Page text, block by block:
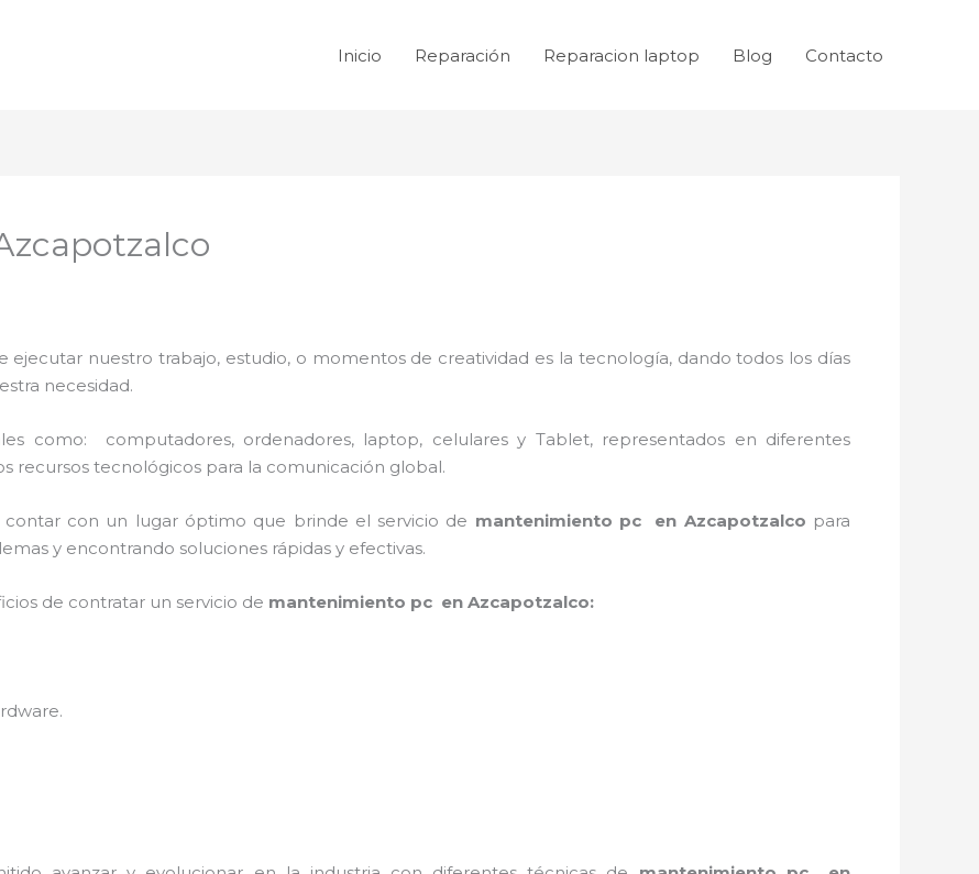
Inicio Reparación Reparacion laptop Blog Contacto
ejecutar nuestro trabajo, estudio, o momentos de creatividad es la tecnología, dando todos los días
necesidad.
como: computadores, ordenadores, laptop, celulares y Tablet, representados en diferentes
recursos tecnológicos para la comunicación global.
con un lugar óptimo que brinde el servicio de mantenimiento pc en Azcapotzalco para
y encontrando soluciones rápidas y efectivas.
de contratar un servicio de mantenimiento pc en Azcapotzalco:
.